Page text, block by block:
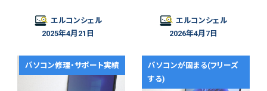
エルコンシェル
2025年4月21日
エルコンシェル
2026年4月7日
パソコン修理・サポート実績
パソコンが固まる(フリーズ
する)